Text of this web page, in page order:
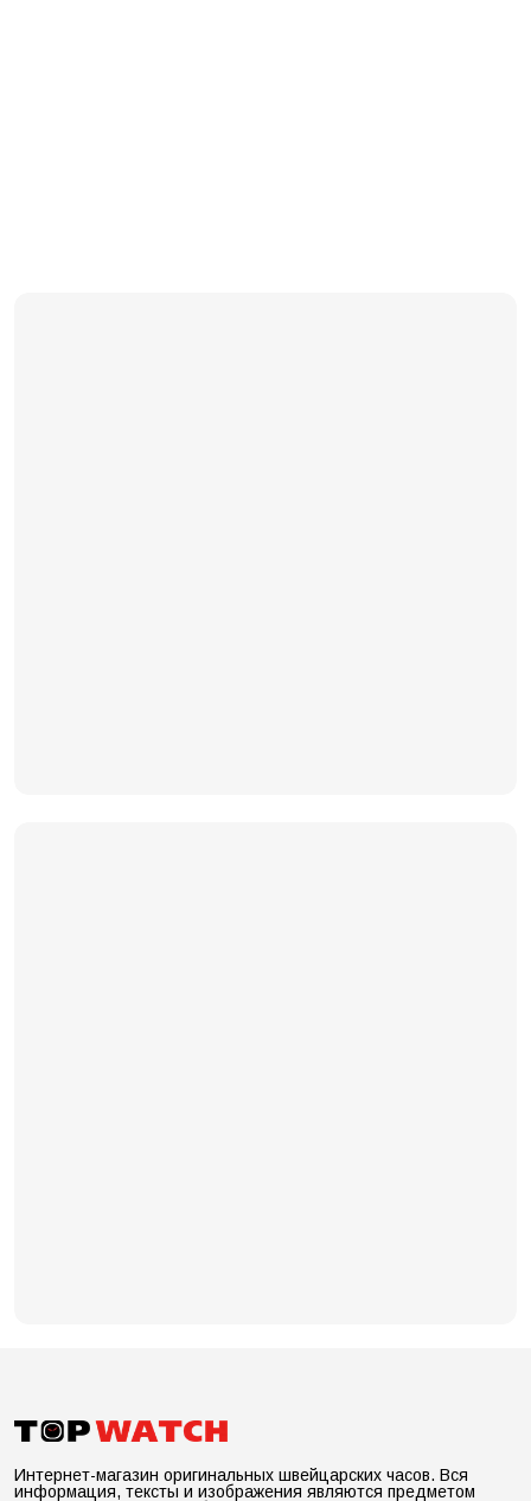
Интернет-магазин оригинальных швейцарских часов. Вся
информация, тексты и изображения являются предметом